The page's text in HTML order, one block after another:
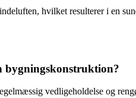
hvilket resulterer i en
bygningskonstruktion?
vedligeholdelse og